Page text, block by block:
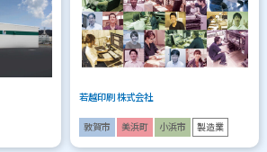
若越印刷 株式会社
敦賀市 美浜町 小浜市 製造業